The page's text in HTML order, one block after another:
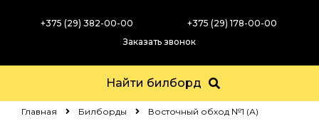
+375 (29) 382-00-00
+375 (29) 178-00-00
Заказать звонок
Найти билборд
Главная Билборды Восточный обход №1 (А)